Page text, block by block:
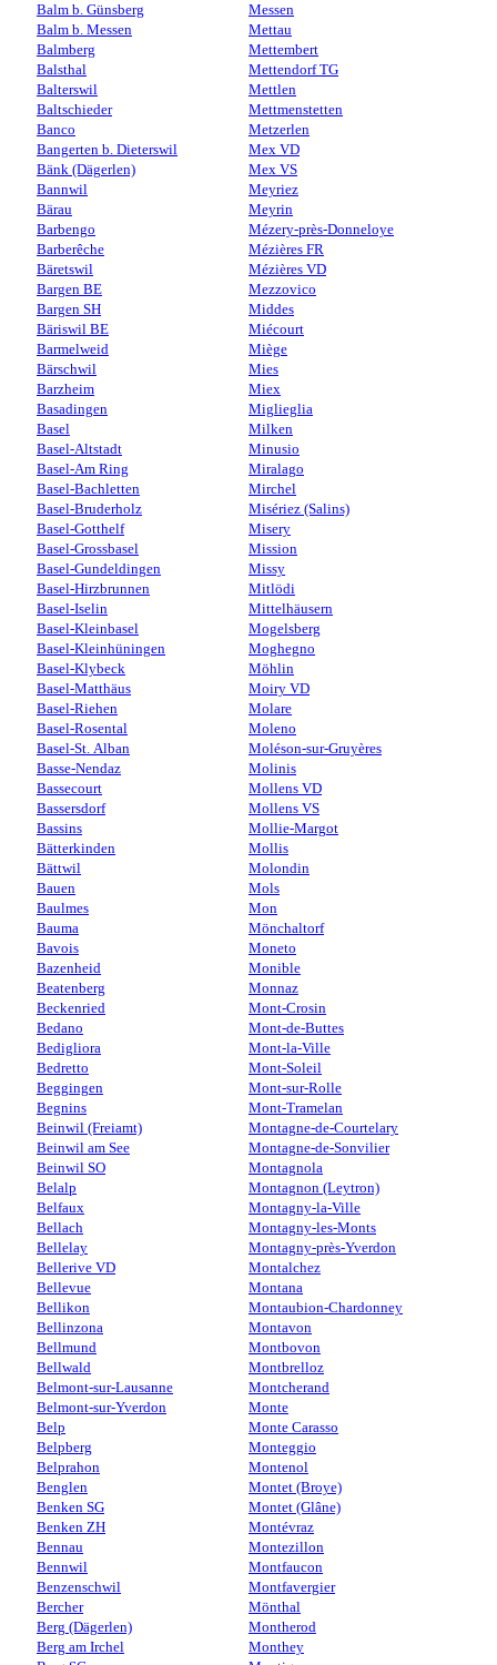
Balm b. Günsberg
Balm b. Messen
Balmberg
Balsthal
Balterswil
Baltschieder
Banco
Bangerten b. Dieterswil
Bänk (Dägerlen)
Bannwil
Bärau
Barbengo
Barberêche
Bäretswil
Bargen BE
Bargen SH
Bäriswil BE
Barmelweid
Bärschwil
Barzheim
Basadingen
Basel
Basel-Altstadt
Basel-Am Ring
Basel-Bachletten
Basel-Bruderholz
Basel-Gotthelf
Basel-Grossbasel
Basel-Gundeldingen
Basel-Hirzbrunnen
Basel-Iselin
Basel-Kleinbasel
Basel-Kleinhüningen
Basel-Klybeck
Basel-Matthäus
Basel-Riehen
Basel-Rosental
Basel-St. Alban
Basse-Nendaz
Bassecourt
Bassersdorf
Bassins
Bätterkinden
Bättwil
Bauen
Baulmes
Bauma
Bavois
Bazenheid
Beatenberg
Beckenried
Bedano
Bedigliora
Bedretto
Beggingen
Begnins
Beinwil (Freiamt)
Beinwil am See
Beinwil SO
Belalp
Belfaux
Bellach
Bellelay
Bellerive VD
Bellevue
Bellikon
Bellinzona
Bellmund
Bellwald
Belmont-sur-Lausanne
Belmont-sur-Yverdon
Belp
Belpberg
Belprahon
Benglen
Benken SG
Benken ZH
Bennau
Bennwil
Benzenschwil
Bercher
Berg (Dägerlen)
Berg am Irchel
Messen
Mettau
Mettembert
Mettendorf TG
Mettlen
Mettmenstetten
Metzerlen
Mex VD
Mex VS
Meyriez
Meyrin
Mézery-près-Donneloye
Mézières FR
Mézières VD
Mezzovico
Middes
Miécourt
Miège
Mies
Miex
Miglieglia
Milken
Minusio
Miralago
Mirchel
Misériez (Salins)
Misery
Mission
Missy
Mitlödi
Mittelhäusern
Mogelsberg
Moghegno
Möhlin
Moiry VD
Molare
Moleno
Moléson-sur-Gruyères
Molinis
Mollens VD
Mollens VS
Mollie-Margot
Mollis
Molondin
Mols
Mon
Mönchaltorf
Moneto
Monible
Monnaz
Mont-Crosin
Mont-de-Buttes
Mont-la-Ville
Mont-Soleil
Mont-sur-Rolle
Mont-Tramelan
Montagne-de-Courtelary
Montagne-de-Sonvilier
Montagnola
Montagnon (Leytron)
Montagny-la-Ville
Montagny-les-Monts
Montagny-près-Yverdon
Montalchez
Montana
Montaubion-Chardonney
Montavon
Montbovon
Montbrelloz
Montcherand
Monte
Monte Carasso
Monteggio
Montenol
Montet (Broye)
Montet (Glâne)
Montévraz
Montezillon
Montfaucon
Montfavergier
Mönthal
Montherod
Monthey